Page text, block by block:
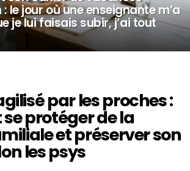
le jour où une enseignante m’a
je lui faisais subir, j’ai tout
par les proches :
protéger de la
et préserver son
les psys